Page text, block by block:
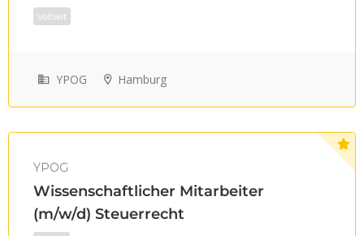
Vollzeit
YPOG Hamburg
YPOG
Wissenschaftlicher Mitarbeiter
(m/w/d) Steuerrecht